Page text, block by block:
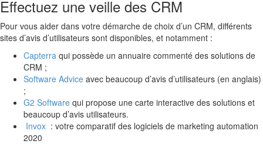
Effectuez une veille des CRM
Pour vous aider dans votre démarche de choix d’un CRM, différents
sites d’avis d’utilisateurs sont disponibles, et notamment :
Capterra qui possède un annuaire commenté des solutions de
CRM ;
Software Advice avec beaucoup d’avis d’utilisateurs (en anglais)
;
G2 Software qui propose une carte interactive des solutions et
beaucoup d’avis utilisateurs.
Invox : votre comparatif des logiciels de marketing automation
2020